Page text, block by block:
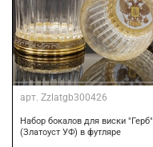
арт. Zzlatgb300426
Набор бокалов для виски "Герб"
(Златоуст УФ) в футляре